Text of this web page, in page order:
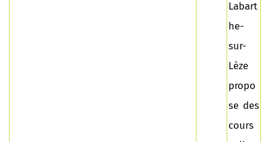
Labart
he-
sur-
Lèze
propo
se des
cours